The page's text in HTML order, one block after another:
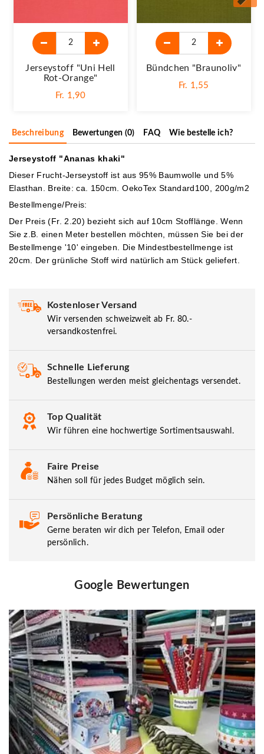
Jerseystoff "Uni Hell
Rot-Orange"
Fr. 1,90
Bündchen "braunoliv"
Fr. 1,55
Beschreibung Bewertungen (0) FAQ Wie bestelle ich?
Jerseystoff "Ananas khaki"
Dieser Frucht-Jerseystoff ist aus 95% Baumwolle und 5%
Elasthan. Breite: ca. 150cm. OekoTex Standard100, 200g/m2
Bestellmenge/Preis:
Der Preis (Fr. 2.20) bezieht sich auf 10cm Stofflänge. Wenn
Sie z.B. einen Meter bestellen möchten, müssen Sie bei der
Bestellmenge '10' eingeben. Die Mindestbestellmenge ist
20cm. Der grünliche Stoff wird natürlich am Stück geliefert.
Kostenloser Versand
Wir versenden schweizweit ab Fr. 80.-
versandkostenfrei.
Schnelle Lieferung
Bestellungen werden meist gleichentags versendet.
Top Qualität
Wir führen eine hochwertige Sortimentsauswahl.
Faire Preise
Nähen soll für jedes Budget möglich sein.
Persönliche Beratung
Gerne beraten wir dich per Telefon, Email oder
persönlich.
Google Bewertungen